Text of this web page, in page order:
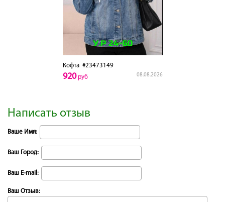
Кофта#23473149
08.08.2026
920руб
Написать отзыв
Ваше Имя:
Ваш Город:
Ваш E-mail:
Ваш Отзыв: